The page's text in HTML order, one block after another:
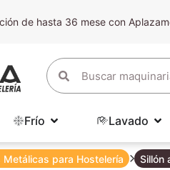
de hasta 36 mese con
Frío Lavado
Metálicas para Hostelería Sillón